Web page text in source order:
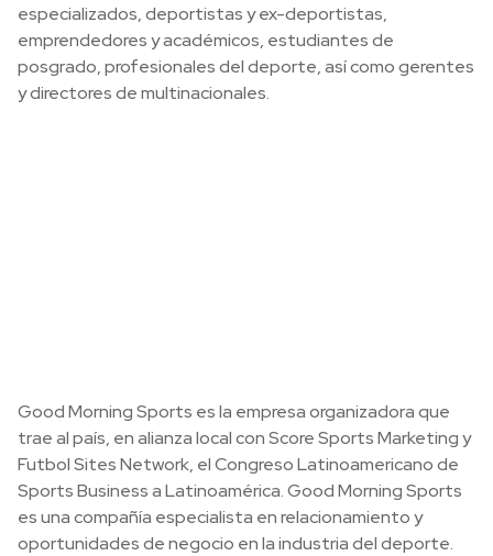
especializados, deportistas y ex-deportistas,
emprendedores y académicos, estudiantes de
posgrado, profesionales del deporte, así como gerentes
y directores de multinacionales.
Good Morning Sports es la empresa organizadora que
trae al país, en alianza local con Score Sports Marketing y
Futbol Sites Network, el Congreso Latinoamericano de
Sports Business a Latinoamérica. Good Morning Sports
es una compañía especialista en relacionamiento y
oportunidades de negocio en la industria del deporte.